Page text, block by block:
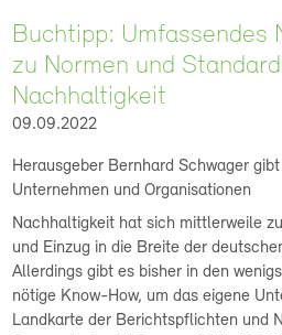
Buchtipp: Umfassendes
zu Normen und
Nachhaltigkeit
09.09.2022
Herausgeber Bernhard Schwager
Unternehmen und Organisationen
Nachhaltigkeit hat sich mittlerweile
und Einzug in die Breite der
Allerdings gibt es bisher in den
nötige Know-How, um das eigene
Landkarte der Berichtspflichten und